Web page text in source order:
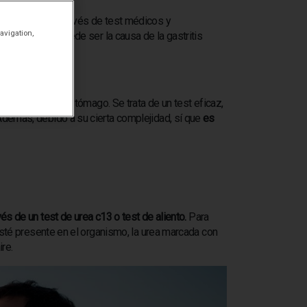
A través de test médicos y
bacteria que puede ser la causa de la gastritis
en el estómago. Se trata de un test eficaz,
debido a su cierta complejidad, sí que es
de un test de urea c13 o test de aliento.Para
presente en el organismo, la urea marcada con